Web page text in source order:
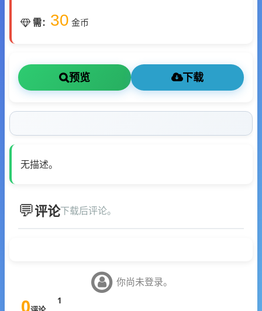
需： 30 金币
预览 下载
无描述。
评论下载后评论。
你尚未登录。
0 1